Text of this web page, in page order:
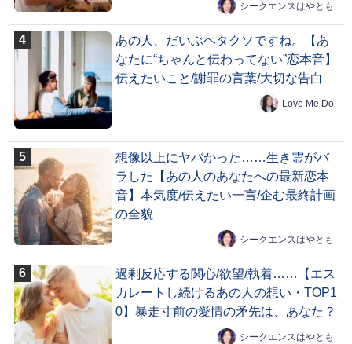
シークエンスはやとも
あの人、だいぶヘタクソですね。【あ
なたに“ちゃんと伝わってない”恋本音】
伝えたいこと/謝罪の言葉/大切な告白
Love Me Do
想像以上にヤバかった……生き霊がバ
ラした【あの人のあなたへの最新恋本
音】本気度/伝えたい一言/企む最終計画
の全貌
シークエンスはやとも
過剰反応する関心/欲望/執着……【エス
カレートし続けるあの人の想い・TOP1
0】暴走寸前の愛情の矛先は、あなた？
シークエンスはやとも